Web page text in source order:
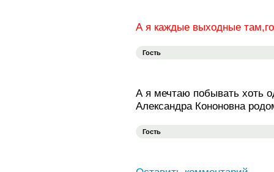
А я каждые выходные
Гость
А я мечтаю побывать хоть
Александра Кононовна
Гость